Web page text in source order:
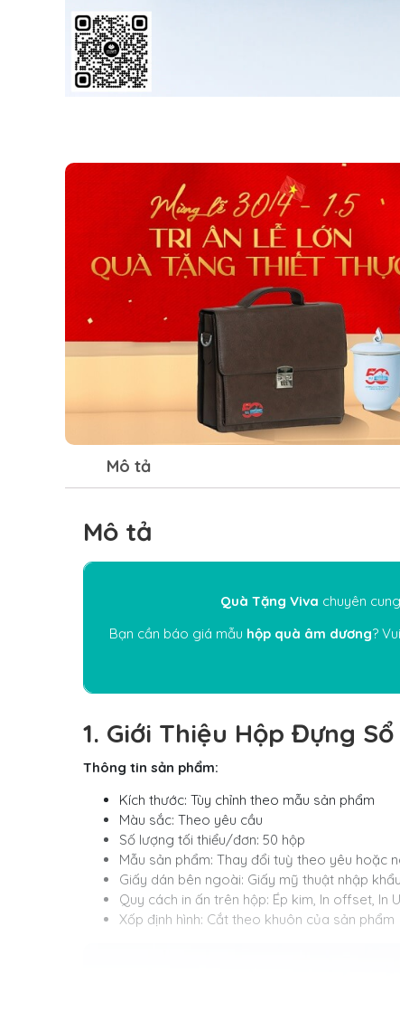
Mô tả
Mô tả
Quà Tặng Viva chuyên
Bạn cần báo giá mẫu hộp quà âm dương?
1. Giới Thiệu Hộp Đựng
Thông tin sản phẩm:
Kích thước: Tùy chỉnh theo mẫu sản phẩm
Màu sắc: Theo yêu cầu
Số lượng tối thiểu/đơn: 50 hộp
Mẫu sản phẩm: Thay đổi tuỳ theo yêu hoặc
Giấy dán bên ngoài: Giấy mỹ thuật nhập khẩu
Quy cách in ấn trên hộp: Ép kim, In offset, In
Xốp định hình: Cắt theo khuôn của sản phẩm